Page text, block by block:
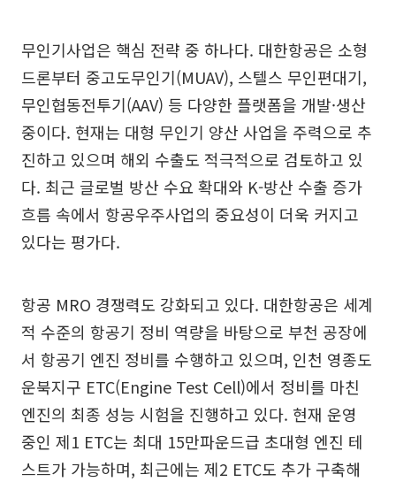
무인기사업은 핵심 전략 중 하나다. 대한항공은 소형
드론부터 중고도무인기(MUAV), 스텔스 무인편대기,
무인협동전투기(AAV) 등 다양한 플랫폼을 개발·생산
중이다. 현재는 대형 무인기 양산 사업을 주력으로 추
진하고 있으며 해외 수출도 적극적으로 검토하고 있
다. 최근 글로벌 방산 수요 확대와 K-방산 수출 증가
흐름 속에서 항공우주사업의 중요성이 더욱 커지고
있다는 평가다.
항공 MRO 경쟁력도 강화되고 있다. 대한항공은 세계
적 수준의 항공기 정비 역량을 바탕으로 부천 공장에
서 항공기 엔진 정비를 수행하고 있으며, 인천 영종도
운북지구 ETC(Engine Test Cell)에서 정비를 마친
엔진의 최종 성능 시험을 진행하고 있다. 현재 운영
중인 제1 ETC는 최대 15만파운드급 초대형 엔진 테
스트가 가능하며, 최근에는 제2 ETC도 추가 구축해